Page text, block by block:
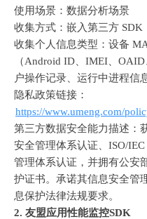
使用场景：数据分析场景
收集方式：嵌入第三方 SDK
收集个人信息类型：设备
（Android ID IMEI OAID
户操作记录、运行中进程信
隐私政策链接：
https://www.umeng.com/
第三方数据安全能力描述：
安全管理体系认证、 ISO/
管理体系认证，并拥有公安
护证书。承诺其信息安全管
息保护法律法规要求。
2. 友盟应用性能监控SDK